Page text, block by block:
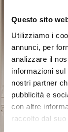
Questo sito
Utilizziamo i
annunci, per
analizzare il
informazioni
nostri partner
pubblicità e
con altre
raccolto dal